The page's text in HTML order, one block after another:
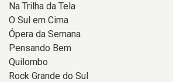
Na Trilha da Tela
O Sul em Cima
Ópera da Semana
Pensando Bem
Quilombo
Rock Grande do Sul